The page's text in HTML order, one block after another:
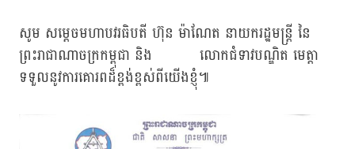
សូម សម្តេចមហាបវរធិបតី ហ៊ុន ម៉ាណែត នាយករដ្ឋមន្ត្រី នៃ
ព្រះរាជាណាចក្រកម្ពុជា និង លោកជំទាវបណ្ឌិត មេត្តា
ទទួលនូវការគោរពដ៏ខ្ពង់ខ្ពស់ពីយើងខ្ញុំ៕